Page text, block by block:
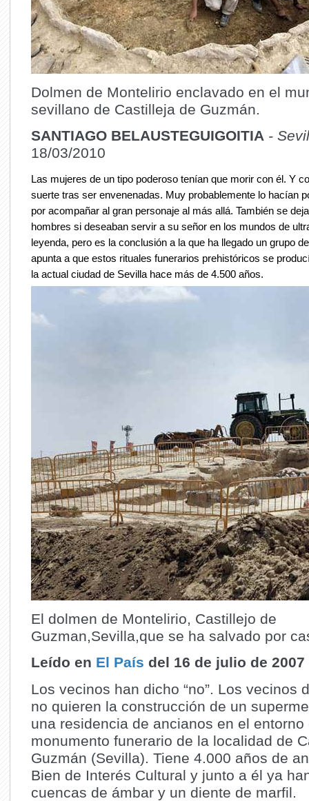
Dolmen de Montelirio enclavado en el
sevillano de Castilleja de Guzmán.
SANTIAGO BELAUSTEGUIGOITIA -
18/03/2010
Las mujeres de un tipo poderoso tenían que morir con él. Y
suerte tras ser envenenadas. Muy probablemente lo hacían
por acompañar al gran personaje al más allá. También se
hombres si deseaban servir a su señor en los mundos de
leyenda, pero es la conclusión a la que ha llegado un grupo
apunta a que estos rituales funerarios prehistóricos se
la actual ciudad de Sevilla hace más de 4.500 años.
El dolmen de Montelirio, Castillejo de
Guzman,Sevilla,que se ha salvado por
Leído en El País del 16 de julio de 2007
Los vecinos han dicho “no”. Los vecinos
no quieren la construcción de un
una residencia de ancianos en el entorno
monumento funerario de la localidad de
Guzmán (Sevilla). Tiene 4.000 años de
Bien de Interés Cultural y junto a él ya
cuencas de ámbar y un diente de marfil.